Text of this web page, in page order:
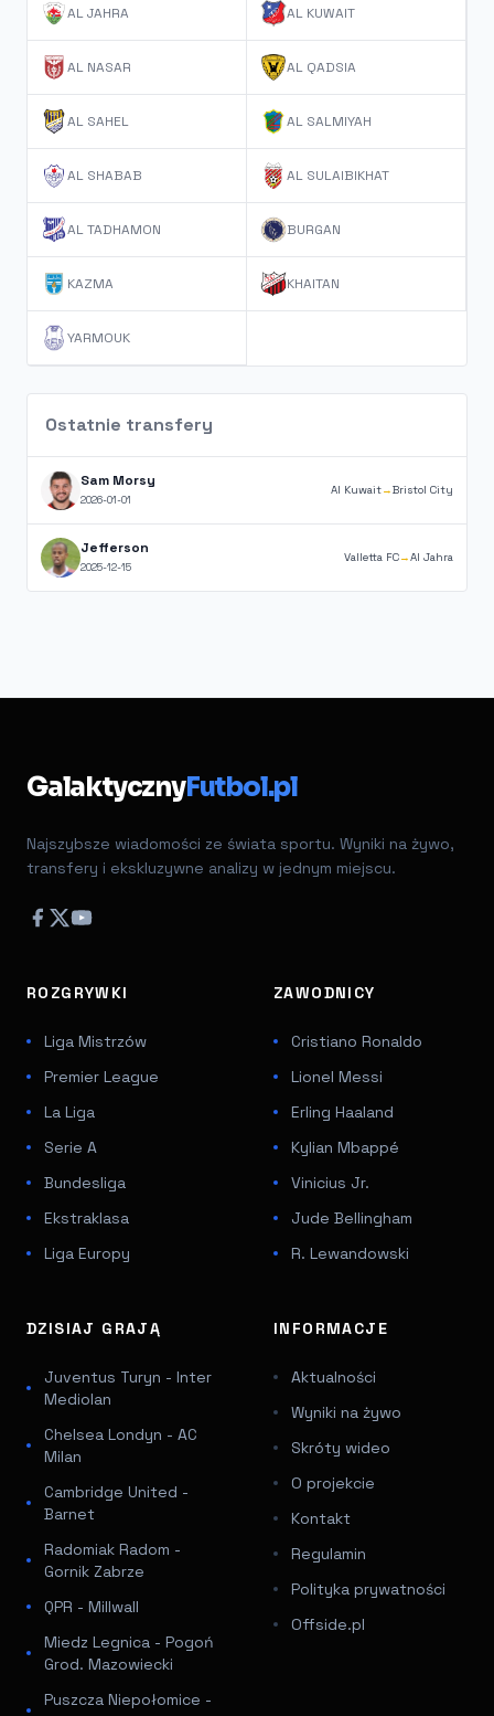
AL JAHRA AL KUWAIT
AL NASAR AL QADSIA
AL SAHEL AL SALMIYAH
AL SHABAB AL SULAIBIKHAT
AL TADHAMON BURGAN
KAZMA KHAITAN
YARMOUK
Ostatnie transfery
Sam Morsy
2026-01-01
Al Kuwait→Bristol City
Jefferson
2025-12-15
Valletta FC→Al Jahra
GalaktycznyFutbol.pl
Najszybsze wiadomości ze świata sportu. Wyniki na żywo,
transfery i ekskluzywne analizy w jednym miejscu.
ROZGRYWKI
Liga Mistrzów
Premier League
La Liga
Serie A
Bundesliga
Ekstraklasa
Liga Europy
ZAWODNICY
Cristiano Ronaldo
Lionel Messi
Erling Haaland
Kylian Mbappé
Vinicius Jr.
Jude Bellingham
R. Lewandowski
DZISIAJ GRAJĄ
Juventus Turyn - Inter
Mediolan
Chelsea Londyn - AC
Milan
Cambridge United -
Barnet
Radomiak Radom -
Gornik Zabrze
QPR - Millwall
Miedz Legnica - Pogoń
Grod. Mazowiecki
Puszcza Niepołomice -
INFORMACJE
Aktualności
Wyniki na żywo
Skróty wideo
O projekcie
Kontakt
Regulamin
Polityka prywatności
Offside.pl